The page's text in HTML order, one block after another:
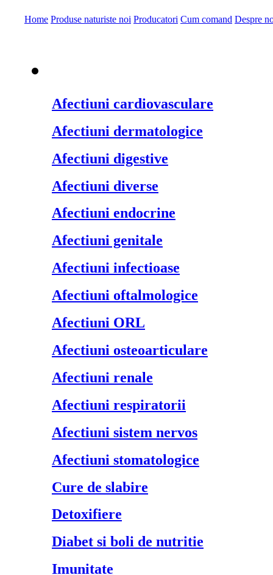
Home Produse naturiste noi Producatori Cum comand Despre
Afectiuni cardiovasculare
Afectiuni dermatologice
Afectiuni digestive
Afectiuni diverse
Afectiuni endocrine
Afectiuni genitale
Afectiuni infectioase
Afectiuni oftalmologice
Afectiuni ORL
Afectiuni osteoarticulare
Afectiuni renale
Afectiuni respiratorii
Afectiuni sistem nervos
Afectiuni stomatologice
Cure de slabire
Detoxifiere
Diabet si boli de nutritie
Imunitate